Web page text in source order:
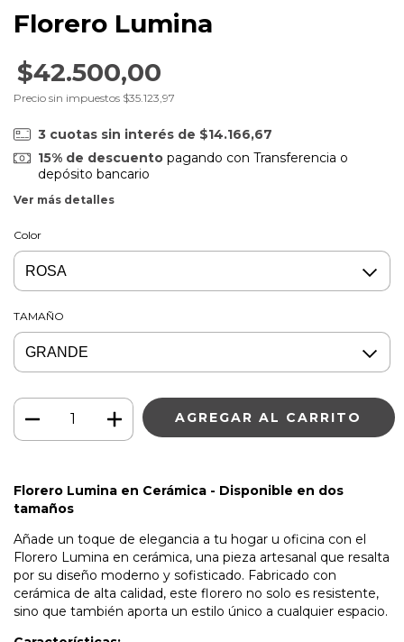
Florero Lumina
$42.500,00
Precio sin impuestos $35.123,97
3 cuotas sin interés de $14.166,67
15% de descuentopagando con Transferencia o
depósito bancario
Ver más detalles
Color
TAMAÑO
Florero Lumina en Cerámica - Disponible en dos
tamaños
Añade un toque de elegancia a tu hogar u oficina con el
Florero Lumina en cerámica, una pieza artesanal que resalta
por su diseño moderno y sofisticado. Fabricado con
cerámica de alta calidad, este florero no solo es resistente,
sino que también aporta un estilo único a cualquier espacio.